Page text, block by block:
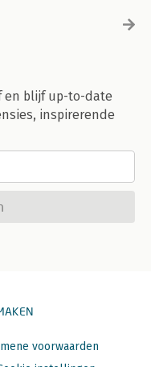
en blijf up-to-date
inspirerende
voorwaarden